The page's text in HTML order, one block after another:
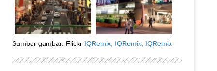
Sumber gambar: Flickr IQRemix, IQRemix, IQRemix